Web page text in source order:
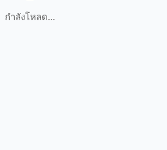
กำลังโหลด...